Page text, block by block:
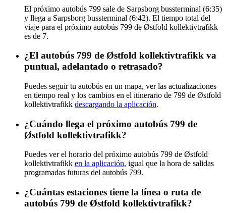
El próximo autobús 799 sale de Sarpsborg bussterminal (6:35)
y llega a Sarpsborg bussterminal (6:42). El tiempo total del
viaje para el próximo autobús 799 de Østfold kollektivtrafikk
es de 7.
¿El autobús 799 de Østfold kollektivtrafikk va
puntual, adelantado o retrasado?
Puedes seguir tu autobús en un mapa, ver las actualizaciones
en tiempo real y los cambios en el itinerario de 799 de Østfold
kollektivtrafikk descargando la aplicación.
¿Cuándo llega el próximo autobús 799 de
Østfold kollektivtrafikk?
Puedes ver el horario del próximo autobús 799 de Østfold
kollektivtrafikk en la aplicación, igual que la hora de salidas
programadas futuras del autobús 799.
¿Cuántas estaciones tiene la línea o ruta de
autobús 799 de Østfold kollektivtrafikk?